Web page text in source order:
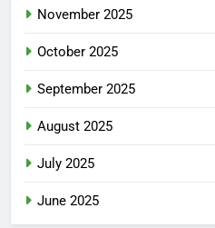
November 2025
October 2025
September 2025
August 2025
July 2025
June 2025